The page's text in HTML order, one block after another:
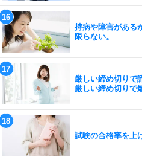
持病や障害がある
限らない。
厳しい締め切りで
厳しい締め切りで
試験の合格率を上